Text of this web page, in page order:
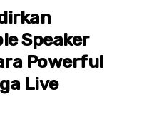
Speaker
Powerful
Live